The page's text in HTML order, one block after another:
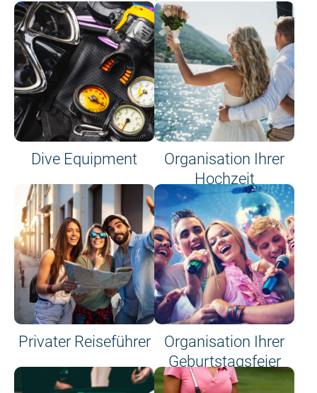
Dive Equipment
Organisation Ihrer
Hochzeit
Privater Reiseführer
Organisation Ihrer
Geburtstagsfeier